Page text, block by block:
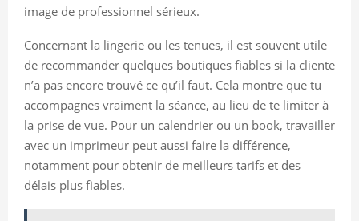
image de professionnel sérieux.
Concernant la lingerie ou les tenues, il est souvent utile
de recommander quelques boutiques fiables si la cliente
n’a pas encore trouvé ce qu’il faut. Cela montre que tu
accompagnes vraiment la séance, au lieu de te limiter à
la prise de vue. Pour un calendrier ou un book, travailler
avec un imprimeur peut aussi faire la différence,
notamment pour obtenir de meilleurs tarifs et des
délais plus fiables.